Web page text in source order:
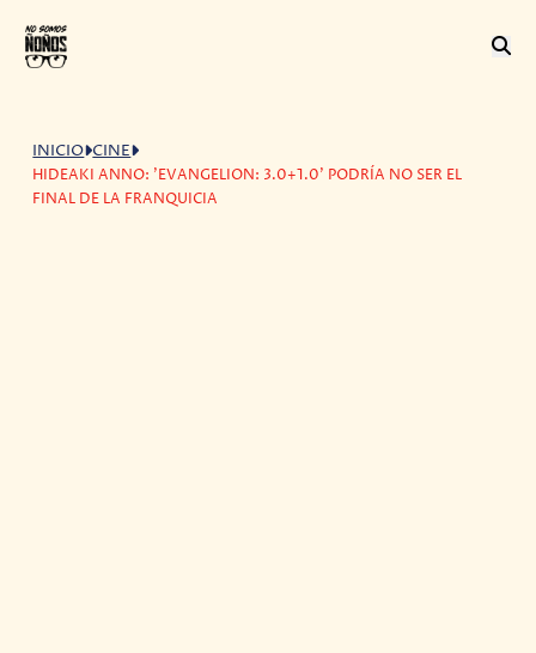
INICIO CINE
HIDEAKI ANNO: 'EVANGELION: 3.0+1.0' PODRÍA NO SER EL
FINAL DE LA FRANQUICIA